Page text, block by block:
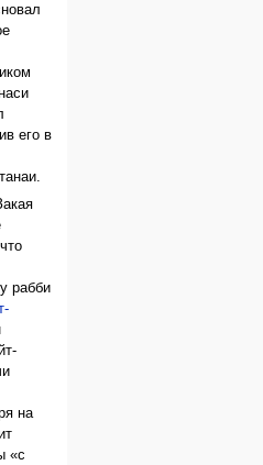
его в
рабби
на
«с